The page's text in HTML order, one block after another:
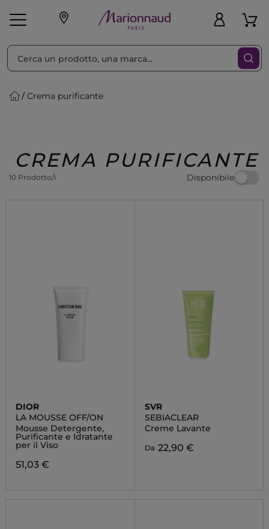
Make-up Profumi
Regalo
Crema purificante
CREMA PURIFICANTE
10 Prodotto/i Disponibile
Ordina per Filtra
DIOR
LA MOUSSE OFF/ON
Mousse Detergente,
Purificante e Idratante
per il Viso
51,03 €
SVR
SEBIACLEAR
Creme Lavante
Da 22,90 €